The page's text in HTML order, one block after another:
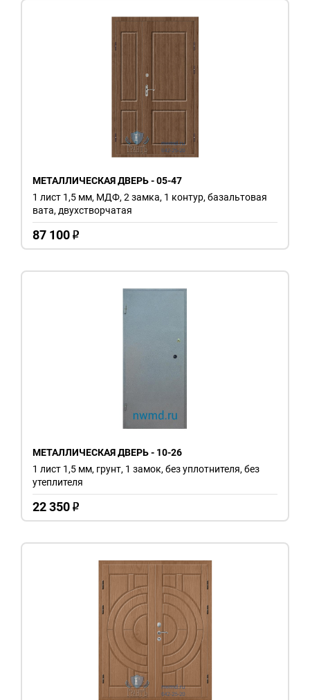
МЕТАЛЛИЧЕСКАЯ ДВЕРЬ - 05-47
87 100 o
1 лист 1,5 мм, МДФ, 2 замка, 1 контур, базальтовая
вата, двухстворчатая
МЕТАЛЛИЧЕСКАЯ ДВЕРЬ - 10-26
22 350 o
1 лист 1,5 мм, грунт, 1 замок, без уплотнителя, без
утеплителя